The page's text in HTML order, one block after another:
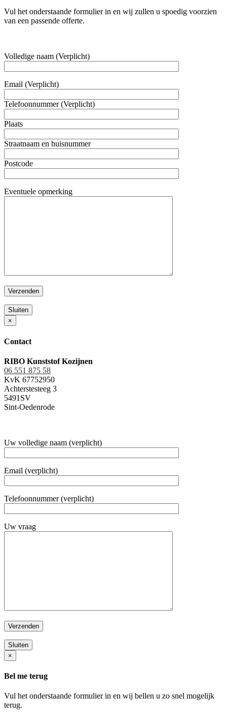
Vul het onderstaande formulier in en wij zullen u spoedig voorzien
van een passende offerte.
Volledige naam (Verplicht)
Email (Verplicht)
Telefoonnummer (Verplicht)
Plaats
Straatnaam en huisnummer
Postcode
Eventuele opmerking
Sluiten
×
Contact
RIBO Kunststof Kozijnen
06 551 875 58
KvK 67752950
Achterstesteeg 3
5491SV
Sint-Oedenrode
Uw volledige naam (verplicht)
Email (verplicht)
Telefoonnummer (verplicht)
Uw vraag
Sluiten
×
Bel me terug
Vul het onderstaande formulier in en wij bellen u zo snel mogelijk
terug.